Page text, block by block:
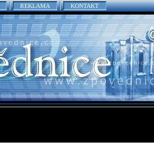
REKLAMA KONTAKT